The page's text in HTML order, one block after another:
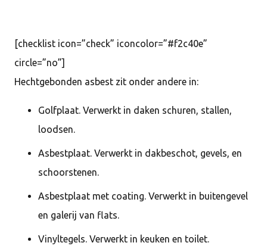
[checklist icon=”check” iconcolor=”#f2c40e”
circle=”no”]
Hechtgebonden asbest zit onder andere in:
Golfplaat. Verwerkt in daken schuren, stallen,
loodsen.
Asbestplaat. Verwerkt in dakbeschot, gevels, en
schoorstenen.
Asbestplaat met coating. Verwerkt in buitengevel
en galerij van flats.
Vinyltegels. Verwerkt in keuken en toilet.